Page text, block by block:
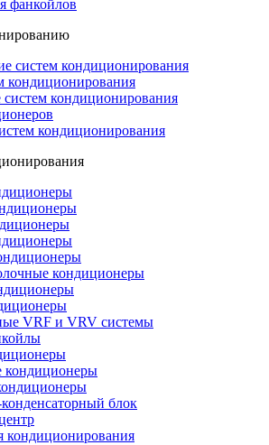
фанкойлов
систем кондиционирования
кондиционирования
кондиционирования
кондиционирования
кондиционеры
VRF и VRV системы
кондиционеры
блок
кондиционирования